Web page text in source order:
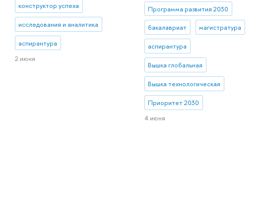
Программа развития 2030
бакалавриат магистратура
аспирантура
Вышка глобальная
Вышка технологическая
Приоритет 2030
4 июня
конструктор успеха
исследования и аналитика
аспирантура
2 июня